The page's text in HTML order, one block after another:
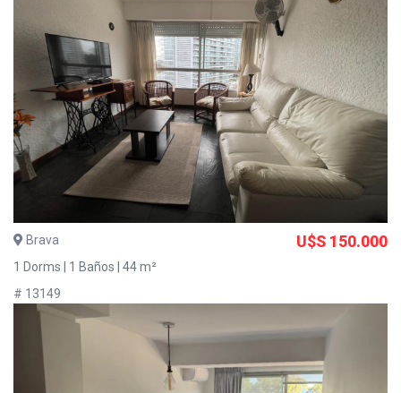
Brava U$S 150.000
1 Dorms | 1 Baños | 44 m²
# 13149